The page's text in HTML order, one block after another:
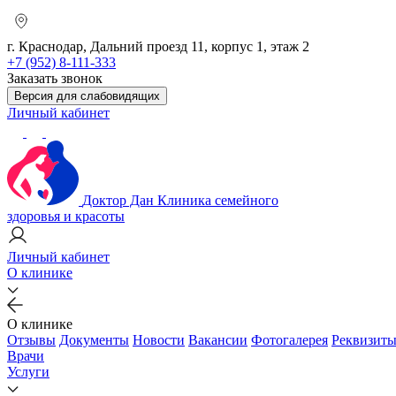
г. Краснодар, Дальний проезд 11, корпус 1, этаж 2
+7 (952) 8-111-333
Заказать звонок
Версия для слабовидящих
Личный кабинет
Доктор Дан Клиника семейного
здоровья и красоты
Личный кабинет
О клинике
О клинике
Отзывы Документы Новости Вакансии Фотогалерея Реквизиты
Врачи
Услуги